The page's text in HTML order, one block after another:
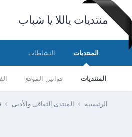
منتديات ياللا يا شباب
المنتديات
المنتديات قوانين الموقع
النشاطات
الرئيسية المنتدى الثقافى والأدبى